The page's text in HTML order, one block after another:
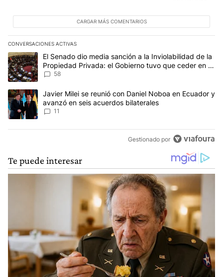
CARGAR MÁS COMENTARIOS
CONVERSACIONES ACTIVAS
Este listado muestra los artículos con más comentarios en los
Un artículo de tendencia con el título "El Senado dio media
El Senado dio media sanción a la Inviolabilidad de la
Propiedad Privada: el Gobierno tuvo que ceder en la
Ley del Manejo del Fuego
58
Un artículo de tendencia con el título "Javier Milei se reunió con
Javier Milei se reunió con Daniel Noboa en Ecuador y
avanzó en seis acuerdos bilaterales
11
Gestionado por